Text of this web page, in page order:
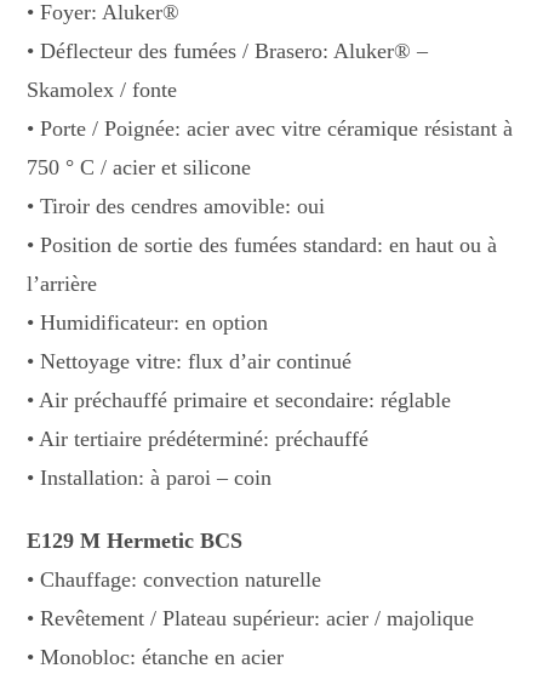
• Foyer: Aluker®
• Déflecteur des fumées / Brasero: Aluker® –
Skamolex / fonte
• Porte / Poignée: acier avec vitre céramique résistant à
750 ° C / acier et silicone
• Tiroir des cendres amovible: oui
• Position de sortie des fumées standard: en haut ou à
l’arrière
• Humidificateur: en option
• Nettoyage vitre: flux d’air continué
• Air préchauffé primaire et secondaire: réglable
• Air tertiaire prédéterminé: préchauffé
• Installation: à paroi – coin
E129 M Hermetic BCS
• Chauffage: convection naturelle
• Revêtement / Plateau supérieur: acier / majolique
• Monobloc: étanche en acier